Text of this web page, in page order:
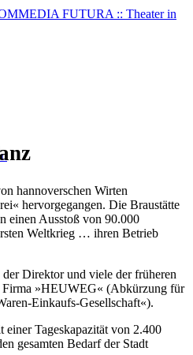
FUTURA :: Theater in
hannoverschen Wirten
hervorgegangen. Die Braustätte
einen Ausstoß von 90.000
Weltkrieg … ihren Betrieb
Direktor und viele der früheren
Firma »HEUWEG« (Abkürzung für
Einkaufs-Gesellschaft«).
Tageskapazität von 2.400
gesamten Bedarf der Stadt